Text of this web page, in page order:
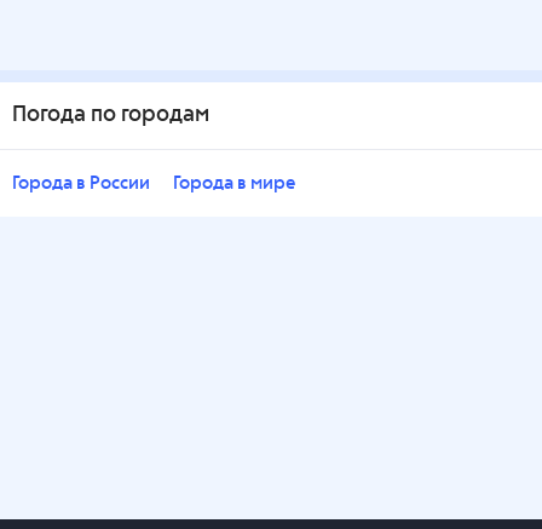
Погода по городам
Города в России Города в мире